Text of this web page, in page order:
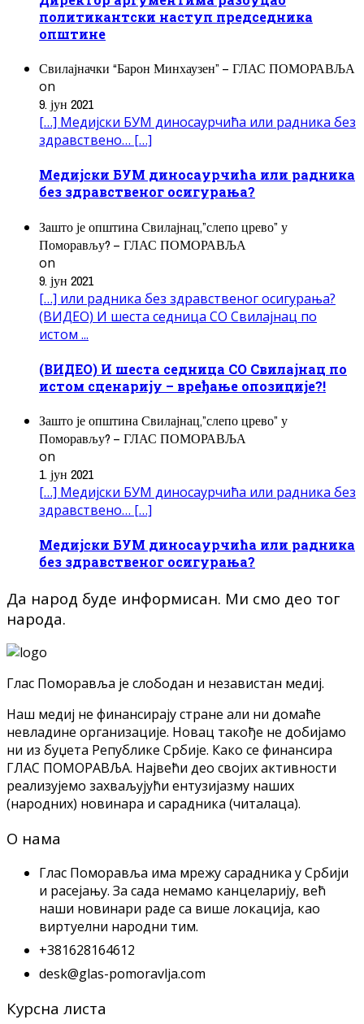
политикантски наступ председника
општине
Свилајначки “Барон Минхаузен” – ГЛАС ПОМОРАВЉА
on
9. јун 2021
[…] Медијски БУМ диносаурчића или радника без
здравствено… […]
Медијски БУМ диносаурчића или радника
без здравственог осигурања?
Зашто је општина Свилајнац,”слепо црево” у
Поморављу? – ГЛАС ПОМОРАВЉА
on
9. јун 2021
[…] или радника без здравственог осигурања?
(ВИДЕО) И шеста седница СО Свилајнац по
истом ...
(ВИДЕО) И шеста седница СО Свилајнац по
истом сценарију – вређање опозиције?!
Зашто је општина Свилајнац,”слепо црево” у
Поморављу? – ГЛАС ПОМОРАВЉА
on
1. јун 2021
[…] Медијски БУМ диносаурчића или радника без
здравствено… […]
Медијски БУМ диносаурчића или радника
без здравственог осигурања?
Да народ буде информисан. Ми смо део тог
народа.
Глас Поморавља је слободан и независтан медиј.
Наш медиј не финансирају стране али ни домаће
невладине организације. Новац такође не добијамо
ни из буџета Републике Србије. Како се финансира
ГЛАС ПОМОРАВЉА. Највећи део својих активности
реализујемо захваљујући ентузијазму наших
(народних) новинара и сарадника (читалаца).
О нама
Глас Поморавља има мрежу сарадника у Србији
и расејању. За сада немамо канцеларију, већ
наши новинари раде са више локација, као
виртуeлни народни тим.
+381628164612
desk@glas-pomoravlja.com
Курсна листа